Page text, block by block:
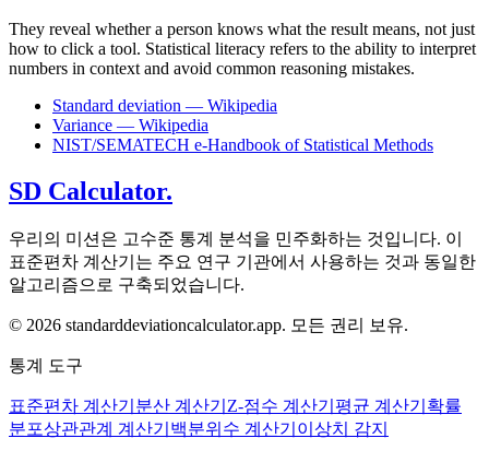
They reveal whether a person knows what the result means, not just
how to click a tool. Statistical literacy refers to the ability to interpret
numbers in context and avoid common reasoning mistakes.
Standard deviation — Wikipedia
Variance — Wikipedia
NIST/SEMATECH e-Handbook of Statistical Methods
SD Calculator.
우리의 미션은 고수준 통계 분석을 민주화하는 것입니다. 이
표준편차 계산기는 주요 연구 기관에서 사용하는 것과 동일한
알고리즘으로 구축되었습니다.
© 2026 standarddeviationcalculator.app. 모든 권리 보유.
통계 도구
표준편차 계산기 분산 계산기 Z-점수 계산기 평균 계산기 확률
분포상관관계 계산기 백분위수 계산기 이상치 감지